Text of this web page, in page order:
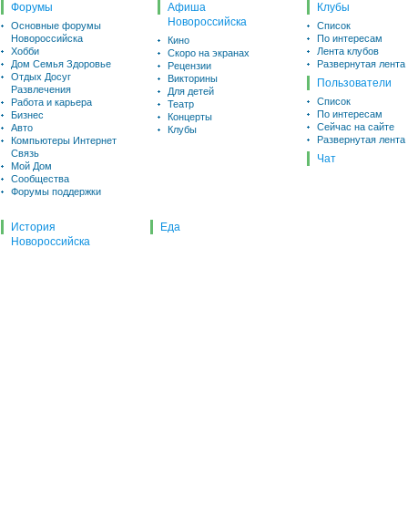
Форумы
Основные форумы
Новороссийска
Хобби
Дом Семья Здоровье
Отдых Досуг
Развлечения
Работа и карьера
Бизнес
Авто
Компьютеры Интернет
Связь
Мой Дом
Сообщества
Форумы поддержки
Афиша
Новороссийска
Кино
Скоро на экранах
Рецензии
Викторины
Для детей
Театр
Концерты
Клубы
Клубы
Список
По интересам
Лента клубов
Развернутая лента
Пользователи
Список
По интересам
Сейчас на сайте
Развернутая лента
Чат
История
Новороссийска
Еда